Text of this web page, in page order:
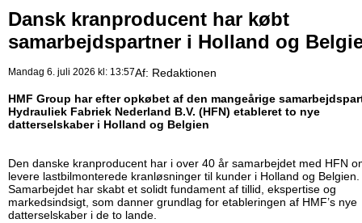
Dansk kranproducent har købt
samarbejdspartner i Holland og
Mandag 6. juli 2026 kl: 13:57Af: Redaktionen
HMF Group har efter opkøbet af den mangeårige
Hydrauliek Fabriek Nederland B.V. (HFN) etableret to nye
datterselskaber i Holland og Belgien
Den danske kranproducent har i over 40 år samarbejdet med HFN
levere lastbilmonterede kranløsninger til kunder i Holland og Belgien.
Samarbejdet har skabt et solidt fundament af tillid, ekspertise og
markedsindsigt, som danner grundlag for etableringen af HMF’s nye
datterselskaber i de to lande.